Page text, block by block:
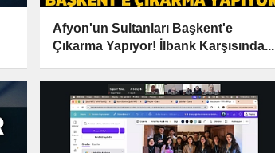
Afyon'un Sultanları Başkent'e
Çıkarma Yapıyor! İlbank Karşısında...